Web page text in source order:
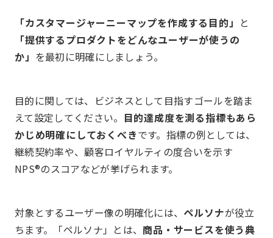
「カスタマージャーニーマップを作成する目的」 と
「提供するプロダクトをどんなユーザーが使うの
か」 を最初に明確にしましょう。
目的に関しては、ビジネスとして目指すゴールを踏ま
えて設定してください。 目的達成度を測る指標もあら
かじめ明確にしておくべきです。指標の例としては、
継続契約率や、顧客ロイヤルティの度合いを示す
NPS®のスコアなどが挙げられます。
対象とするユーザー像の明確化には、 ペルソナが役立
ちます。「ペルソナ」とは、 商品・サービスを使う典